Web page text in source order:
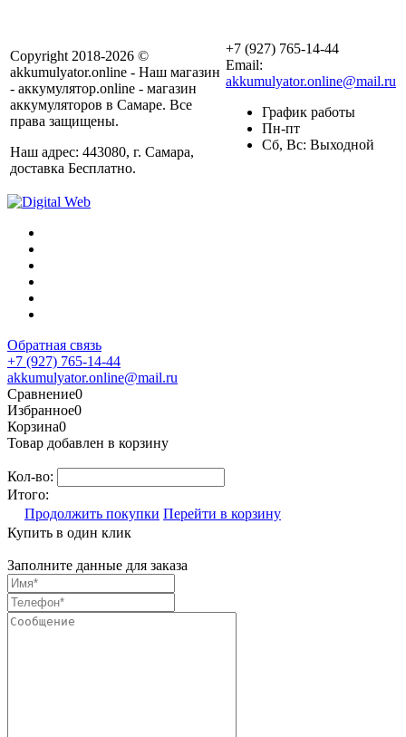
Copyright 2018-2026 ©
akkumulyator.online - Наш магазин
- аккумулятор.online - магазин
аккумуляторов в Самаре. Все
права защищены.
Наш адрес: 443080, г. Самара,
доставка Бесплатно.
+7 (927) 765-14-44
Email:
akkumulyator.online@mail.ru
График работы
Пн-пт
Сб, Вс: Выходной
Обратная связь
+7 (927) 765-14-44
akkumulyator.online@mail.ru
Сравнение0
Избранное0
Корзина0
Товар добавлен в корзину
Кол-во:
Итого:
Продолжить покупки Перейти в корзину
Купить в один клик
Заполните данные для заказа